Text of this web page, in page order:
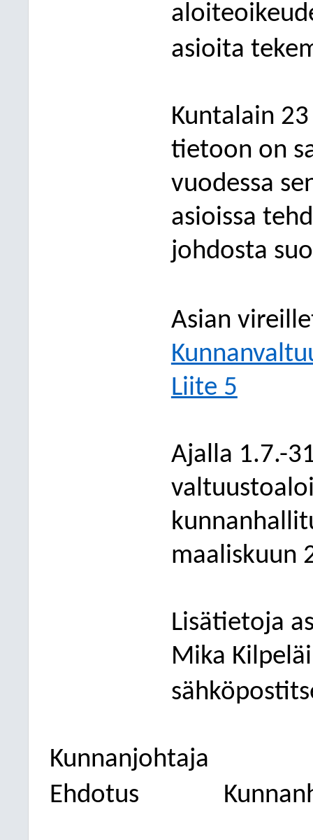
asioita
Kuntalain
tietoon on
vuodessa
asioissa
johdosta
Asian
Liite 5
Ajalla 1.7.-
maaliskuun
Lisätietoja
Mika
Kunnanjohtaja
Ehdotus